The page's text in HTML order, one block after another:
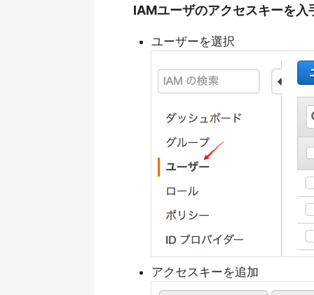
IAMユーザのアクセスキーを入
ユーザーを選択
アクセスキーを追加